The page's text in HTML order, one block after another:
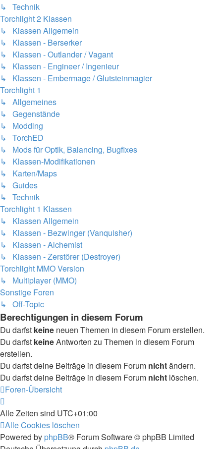
↳ Technik
Torchlight 2 Klassen
↳ Klassen Allgemein
↳ Klassen - Berserker
↳ Klassen - Outlander / Vagant
↳ Klassen - Engineer / Ingenieur
↳ Klassen - Embermage / Glutsteinmagier
Torchlight 1
↳ Allgemeines
↳ Gegenstände
↳ Modding
↳ TorchED
↳ Mods für Optik, Balancing, Bugfixes
↳ Klassen-Modifikationen
↳ Karten/Maps
↳ Guides
↳ Technik
Torchlight 1 Klassen
↳ Klassen Allgemein
↳ Klassen - Bezwinger (Vanquisher)
↳ Klassen - Alchemist
↳ Klassen - Zerstörer (Destroyer)
Torchlight MMO Version
↳ Multiplayer (MMO)
Sonstige Foren
↳ Off-Topic
Berechtigungen in diesem Forum
Du darfst keine neuen Themen in diesem Forum erstellen.
Du darfst keineAntworten zu Themen in diesem Forum
erstellen.
Du darfst deine Beiträge in diesem Forum nichtändern.
Du darfst deine Beiträge in diesem Forum nicht löschen.
Foren-Übersicht
Alle Zeiten sind UTC+01:00
Alle Cookies löschen
Powered by phpBB® Forum Software © phpBB Limited